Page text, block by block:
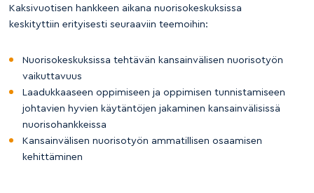
Kaksivuotisen hankkeen aikana nuorisokeskuksissa
keskityttiin erityisesti seuraaviin teemoihin:
Nuorisokeskuksissa tehtävän kansainvälisen nuorisotyön
vaikuttavuus
Laadukkaaseen oppimiseen ja oppimisen tunnistamiseen
johtavien hyvien käytäntöjen jakaminen kansainvälisissä
nuorisohankkeissa
Kansainvälisen nuorisotyön ammatillisen osaamisen
kehittäminen